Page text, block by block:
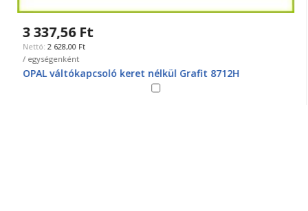
3 337,56 Ft
2 628,00 Ft
/ egységenként
OPAL váltókapcsoló keret nélkül Grafit 8712H